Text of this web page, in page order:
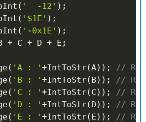
( '  -12' ) ;
( '$1E' ) ;
( '-0x1E' ) ;
+ C + D + E ;
( 'A : ' +IntToStr(A) ) ;
//
( 'B : ' +IntToStr(B) ) ;
//
( 'C : ' +IntToStr(C ) ) ;
//
( 'D : ' +IntToStr(D) ) ;
//
( 'E : ' +IntToStr(E ) ) ;
//